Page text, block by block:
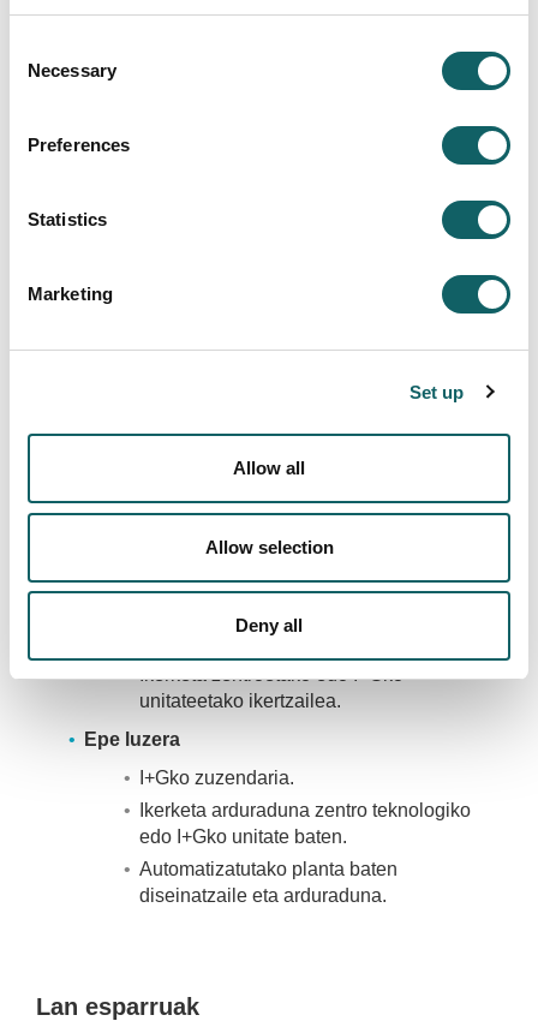
Selection
Necessary
Preferences
Statistics
Marketing
Set up
Allow all
Allow selection
Deny all
Prestatuta
Ingeniaritzako departamentuetarako.
Ingeniaritza aholkularitza eta zerbitzuak
Ikerketa eta teknologia zentroetan iharduteko.
Irakaskuntzarako.
programatzailea.
Epe ertain/motzera
Robotika, automatizazio eta kontrol
sistemen aholkularia.
Produktuen arduraduna (Product
Ikerketa zentroetako edo I+Gko
unitateetako ikertzailea.
Epe luzera
I+Gko zuzendaria.
Ikerketa arduraduna zentro teknologiko
edo I+Gko unitate baten.
Automatizatutako planta baten
diseinatzaile eta arduraduna.
Lan esparruak